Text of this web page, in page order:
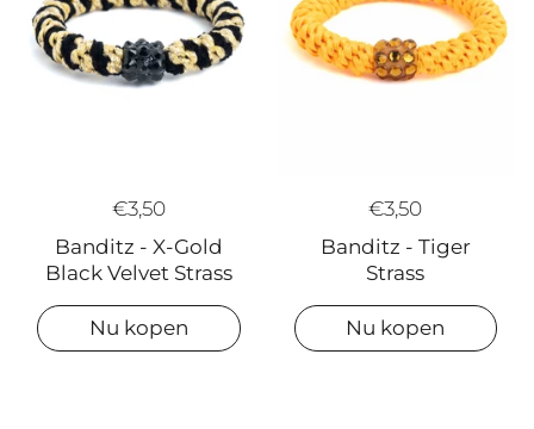
€3,50
Banditz - X-Gold
Black Velvet Strass
Nu kopen
€3,50
Banditz - Tiger
Strass
Nu kopen